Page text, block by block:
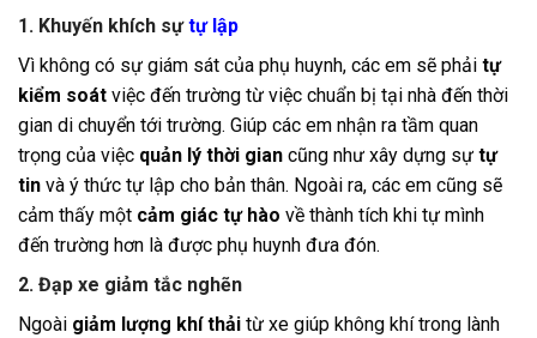
1. Khuyến khích sựtự lập
Vì không có sự giám sát của phụ huynh, các em sẽ phải tự
kiểm soát việc đến trường từ việc chuẩn bị tại nhà đến thời
gian di chuyển tới trường. Giúp các em nhận ra tầm quan
trọng của việc quản lý thời gian cũng như xây dựng sự tự
tin và ý thức tự lập cho bản thân. Ngoài ra, các em cũng sẽ
cảm thấy một cảm giác tự hào về thành tích khi tự mình
đến trường hơn là được phụ huynh đưa đón.
2. Đạp xe giảm tắc nghẽn
Ngoài giảm lượng khí thải từ xe giúp không khí trong lành